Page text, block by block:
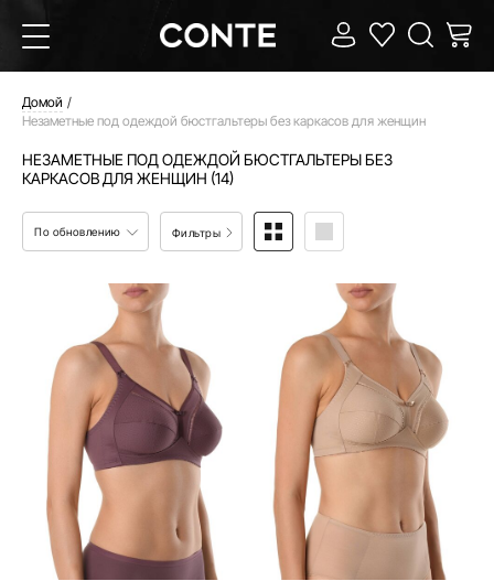
Домой
Незаметные под одеждой бюстгальтеры без каркасов для женщин
НЕЗАМЕТНЫЕ ПОД ОДЕЖДОЙ БЮСТГАЛЬТЕРЫ БЕЗ
КАРКАСОВ ДЛЯ ЖЕНЩИН (14)
По обновлению Фильтры